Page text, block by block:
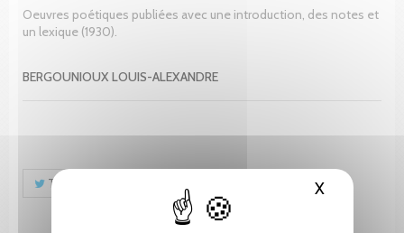
XMasquer
Oeuvres poétiques publiées avec une introduction, des notes et
un lexique (1930).
BERGOUNIOUX LOUIS-ALEXANDRE
Tweet